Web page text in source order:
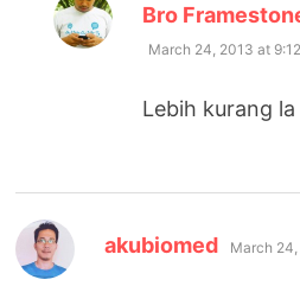
Bro
March 24, 2013 at
Lebih kurang
akubiomed says:
March